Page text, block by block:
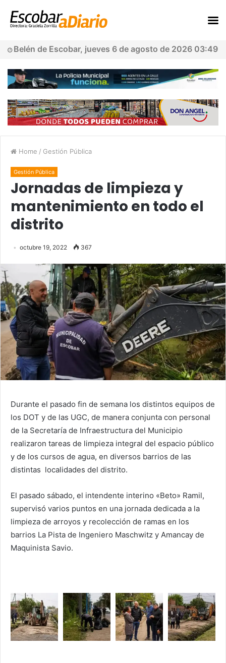
Belén de Escobar, jueves 6 de agosto de 2026 03:49
Home / Gestión Pública
Gestión Pública
Jornadas de limpieza y
mantenimiento en todo el
distrito
octubre 19, 2022 367
Durante el pasado fin de semana los distintos equipos de
los DOT y de las UGC, de manera conjunta con personal
de la Secretaría de Infraestructura del Municipio
realizaron tareas de limpieza integral del espacio público
y de los cursos de agua, en diversos barrios de las
distintas localidades del distrito.
El pasado sábado, el intendente interino «Beto» Ramil,
supervisó varios puntos en una jornada dedicada a la
limpieza de arroyos y recolección de ramas en los
barrios La Pista de Ingeniero Maschwitz y Amancay de
Maquinista Savio.